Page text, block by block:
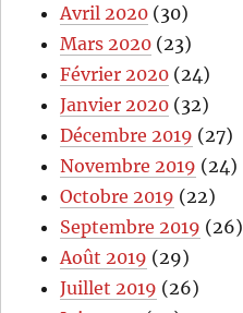
Avril 2020 (30)
Mars 2020 (23)
Février 2020 (24)
Janvier 2020 (32)
Décembre 2019 (27)
Novembre 2019 (24)
Octobre 2019 (22)
Septembre 2019 (26)
Août 2019 (29)
Juillet 2019 (26)